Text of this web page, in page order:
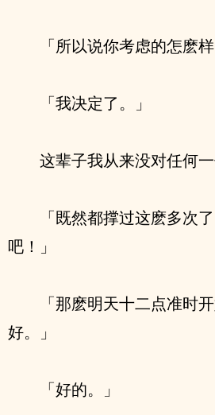
「所以说你考虑的怎麽样
「我决定了。」
这辈子我从来没对任何一
「既然都撑过这麽多次
吧！」
「那麽明天十二点准时
好。」
「好的。」